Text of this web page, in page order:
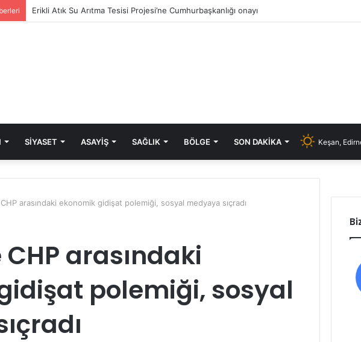
Erikli Atık Su Arıtma Tesisi Projesi’ne Cumhurbaşkanlığı onayı
SIYASET ASAYIŞ SAĞLIK BÖLGE SON DAKIKA Keşan,
arasındaki ekonomik gidişat polemiği, sosyal medyaya sıçradı
arasındaki
polemiği, sosyal